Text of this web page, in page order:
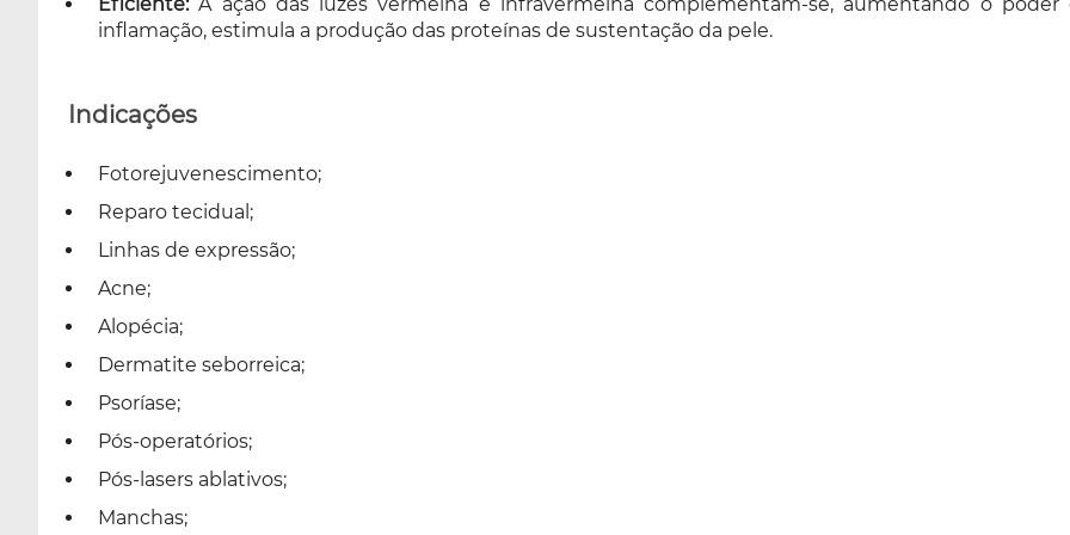
inflamação, estimula a produção das proteínas de sustentação da pele.
Indicações
Fotorejuvenescimento;
Reparo tecidual;
Linhas de expressão;
Acne;
Alopécia;
Dermatite seborreica;
Psoríase;
Pós-operatórios;
Pós-lasers ablativos;
Manchas;